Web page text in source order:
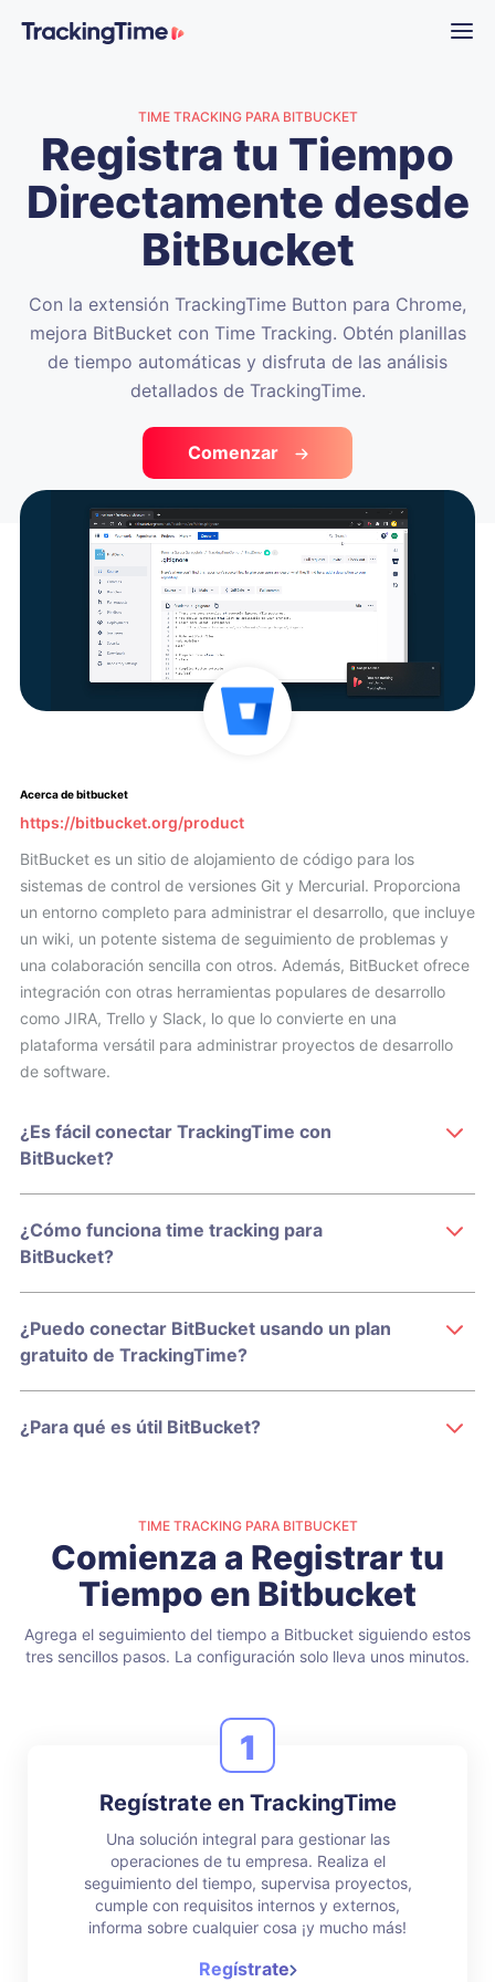
TIME TRACKING PARA BITBUCKET
Registra tu Tiempo
Directamente desde
BitBucket
Con la extensión TrackingTime Button para Chrome,
mejora BitBucket con Time Tracking. Obtén planillas
de tiempo automáticas y disfruta de las análisis
detallados de TrackingTime.
Comenzar
Acerca de bitbucket
https://bitbucket.org/product
BitBucket es un sitio de alojamiento de código para los
sistemas de control de versiones Git y Mercurial. Proporciona
un entorno completo para administrar el desarrollo, que incluye
un wiki, un potente sistema de seguimiento de problemas y
una colaboración sencilla con otros. Además, BitBucket ofrece
integración con otras herramientas populares de desarrollo
como JIRA, Trello y Slack, lo que lo convierte en una
plataforma versátil para administrar proyectos de desarrollo
de software.
¿Es fácil conectar TrackingTime con
BitBucket?
¿Cómo funciona time tracking para
BitBucket?
¿Puedo conectar BitBucket usando un plan
gratuito de TrackingTime?
¿Para qué es útil BitBucket?
TIME TRACKING PARA BITBUCKET
Comienza a Registrar tu
Tiempo en Bitbucket
Agrega el seguimiento del tiempo a Bitbucket siguiendo estos
tres sencillos pasos. La configuración solo lleva unos minutos.
1
Regístrate en TrackingTime
Una solución integral para gestionar las
operaciones de tu empresa. Realiza el
seguimiento del tiempo, supervisa proyectos,
cumple con requisitos internos y externos,
informa sobre cualquier cosa ¡y mucho más!
Regístrate